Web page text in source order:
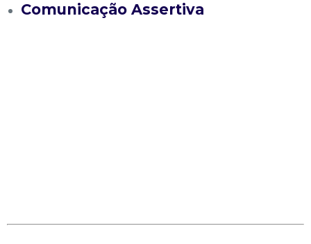
Comunicação Assertiva